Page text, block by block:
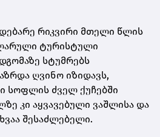
რიკვირი მთელი წლის
ტურისტული
სტუმრებს
ღვინო იზიდავს,
სოფლის ძველ ქუჩებში
კი აყვავებული ვაშლისა და
შესაძლებელი.